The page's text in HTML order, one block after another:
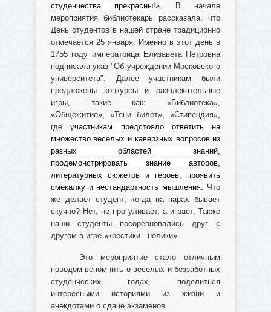
студенчества прекрасны!». В начале
мероприятия библиотекарь рассказала, что
День студентов в нашей стране традиционно
отмечается 25 января. Именно в этот день в
1755 году императрица Елизавета Петровна
подписала указ "Об учреждении Московского
университета". Далее участникам были
предложены конкурсы и развлекательные
игры, такие как: «Библиотека»,
«Общежитие», «Тяни билет», «Стипендия»,
где участникам предстояло ответить на
множество веселых и каверзных вопросов из
разных областей знаний,
продемонстрировать знание авторов,
литературных сюжетов и героев, проявить
смекалку и нестандартность мышления. Что
же делает студент, когда на парах бывает
скучно? Нет, не прогуливает, а играет. Также
наши студенты посоревновались друг с
другом в игре «крестики - нолики».
Это мероприятие стало отличным
поводом вспомнить о веселых и беззаботных
студенческих годах, поделиться
интересными историями из жизни и
анекдотами о сдаче экзаменов.